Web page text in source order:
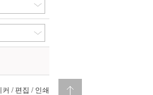
/ 편집 / 인쇄